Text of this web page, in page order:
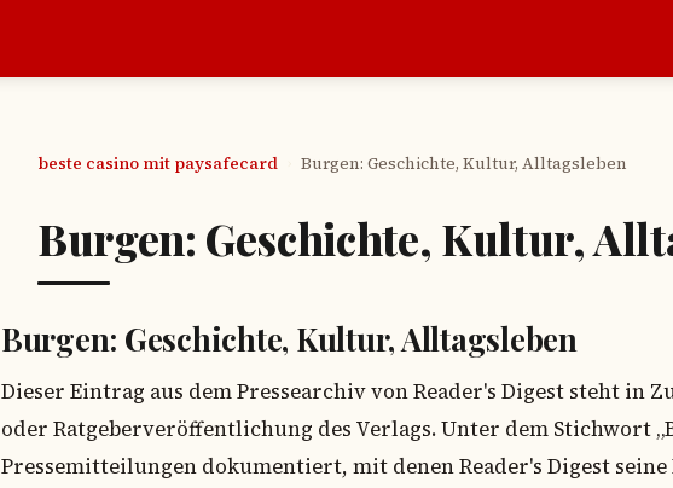
beste casino mit paysafecard Burgen: Geschichte, Kultur, Alltagsleben
Burgen: Geschichte, Kultur,
Burgen: Geschichte, Kultur, Alltagsleben
Dieser Eintrag aus dem Pressearchiv von Reader's Digest steht in
oder Ratgeberveröffentlichung des Verlags. Unter dem Stichwort
Pressemitteilungen dokumentiert, mit denen Reader's Digest